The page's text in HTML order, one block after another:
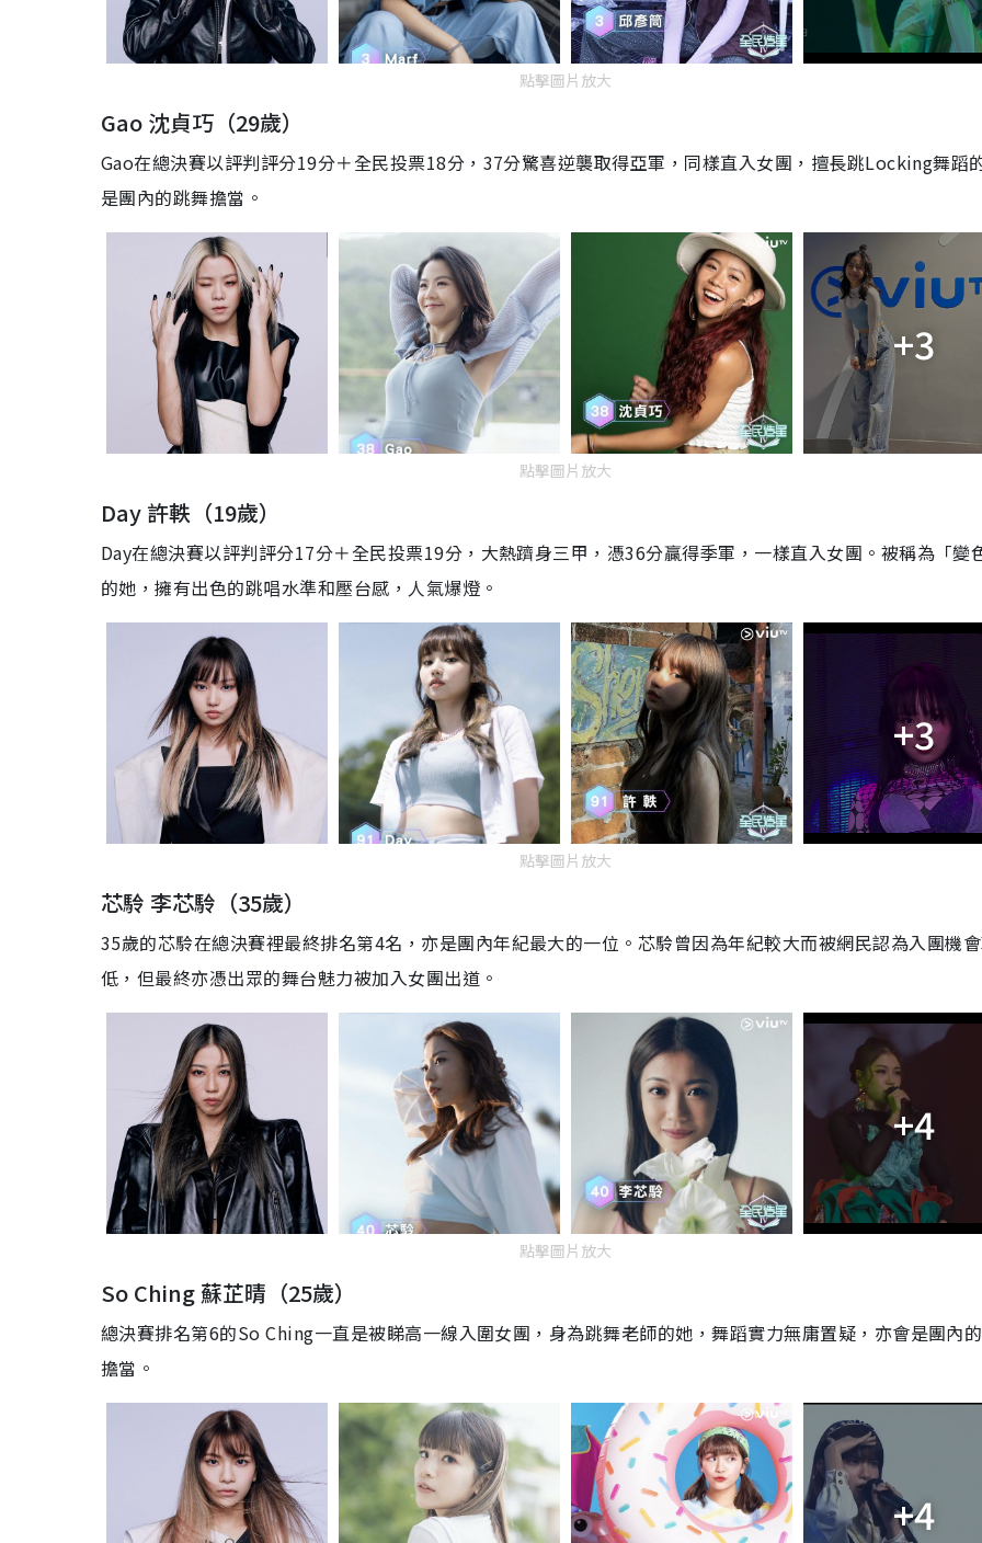
點擊圖片放大
Gao 沈貞巧（29歲）
Gao在總決賽以評判評分19分＋全民投票18分，37分驚喜逆襲取得亞軍，同樣直入女團，擅長跳Locking舞蹈
是團內的跳舞擔當。
+3
點擊圖片放大
Day 許軼（19歲）
Day在總決賽以評判評分17分＋全民投票19分，大熱躋身三甲，憑36分贏得季軍，一樣直入女團。被稱為「變
的她，擁有出色的跳唱水準和壓台感，人氣爆燈。
+3
點擊圖片放大
芯駖 李芯駖（35歲）
35歲的芯駖在總決賽裡最終排名第4名，亦是團內年紀最大的一位。芯駖曾因為年紀較大而被網民認為入團機
低，但最終亦憑出眾的舞台魅力被加入女團出道。
+4
點擊圖片放大
So Ching 蘇芷晴（25歲）
總決賽排名第6的So Ching一直是被睇高一線入圍女團，身為跳舞老師的她，舞蹈實力無庸置疑，亦會是團內
擔當。
+4